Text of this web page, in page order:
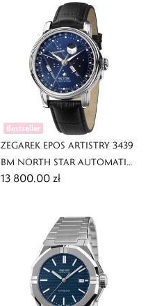
Bestseller
ZEGAREK EPOS ARTISTRY 3439
BM NORTH STAR AUTOMATIC
MOONPHASE
13 800,00 zł